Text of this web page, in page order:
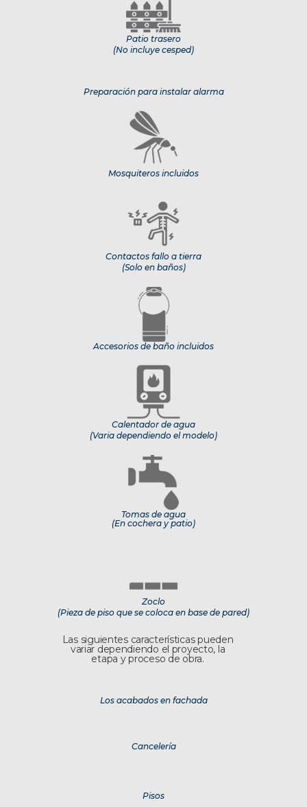
Patio trasero
(No incluye cesped)
Preparación para instalar alarma
Mosquiteros incluidos
Contactos fallo a tierra
(Solo en baños)
Accesorios de baño incluidos
Calentador de agua
(Varia dependiendo el modelo)
Tomas de agua
(En cochera y patio)
Zoclo
(Pieza de piso que se coloca en base de pared)
Las siguientes características pueden
variar dependiendo el proyecto, la
etapa y proceso de obra.
Los acabados en fachada
Cancelería
Pisos